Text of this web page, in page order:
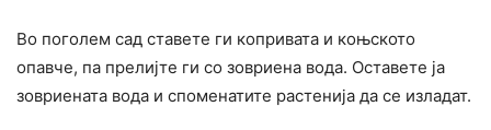
Во поголем сад ставете ги копривата и коњското
опавче, па прелијте ги со зовриена вода. Оставете ја
зовриената вода и споменатите растенија да се изладат.